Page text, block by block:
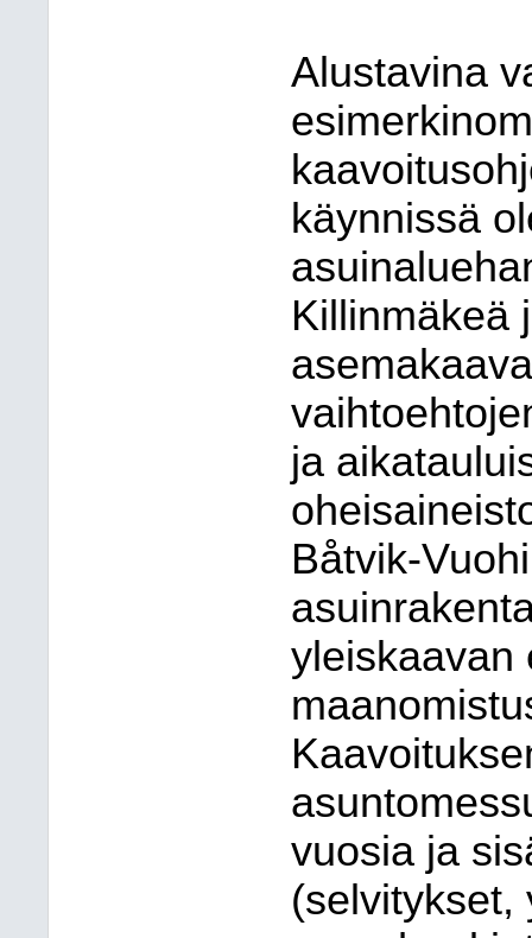
Alustavina
käynnissä
Killinmäkeä
ja
Båtvik-
yleiskaavan
vuosia ja
(selvitykset,